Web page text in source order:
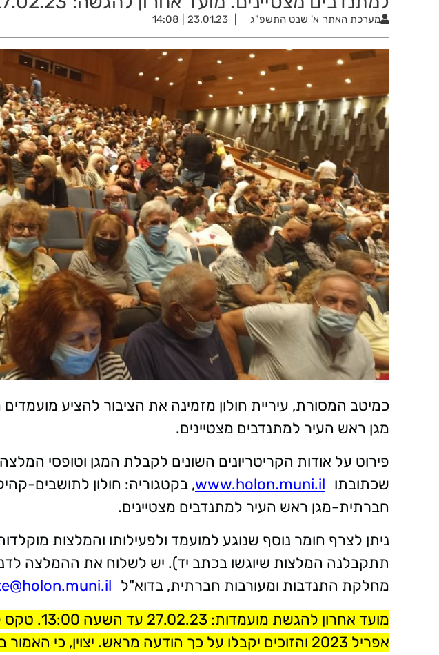
מערכת האתר א' שבט התשפ"ג 23.01.23 | 14:08
כמיטב המסורת, עיריית חולון מזמינה את הציבור להציע
מגן ראש העיר למתנדבים מצטיינים.
פירוט על אודות הקריטריונים השונים לקבלת המגן וטופסי המלצה
שכתובתו www.holon.muni.il, בקטגוריה: חולון לתושבים-
חברתית-מגן ראש העיר למתנדבים מצטיינים.
ניתן לצרף חומר נוסף שנוגע למועמד ולפעילותו והמלצות
תתקבלנה המלצות שיוגשו בכתב יד). יש לשלוח את ההמלצה
מחלקת התנדבות ומעורבות חברתית, בדוא"ל
מועד אחרון להגשת מועמדות: 27.02.23 עד השעה 13:00.
טקס
אפריל 2023 והזוכים יקבלו על כך הודעה מראש.
יצוין, כי